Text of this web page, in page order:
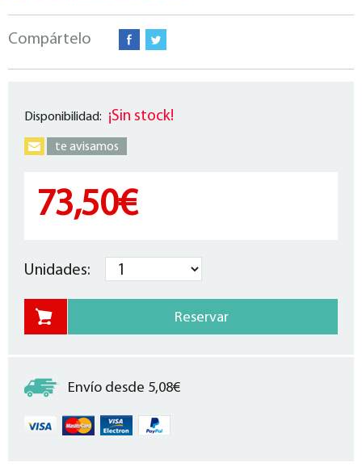
Compártelo
Disponibilidad: ¡Sin stock!
te avisamos
73,50€
Unidades:
Envío desde 5,08€